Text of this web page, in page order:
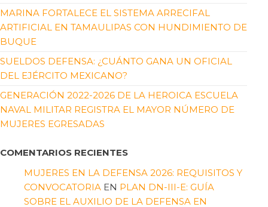
MARINA FORTALECE EL SISTEMA ARRECIFAL
ARTIFICIAL EN TAMAULIPAS CON HUNDIMIENTO DE
BUQUE
SUELDOS DEFENSA: ¿CUÁNTO GANA UN OFICIAL
DEL EJÉRCITO MEXICANO?
GENERACIÓN 2022-2026 DE LA HEROICA ESCUELA
NAVAL MILITAR REGISTRA EL MAYOR NÚMERO DE
MUJERES EGRESADAS
COMENTARIOS RECIENTES
MUJERES EN LA DEFENSA 2026: REQUISITOS Y
CONVOCATORIA EN PLAN DN-III-E: GUÍA
SOBRE EL AUXILIO DE LA DEFENSA EN